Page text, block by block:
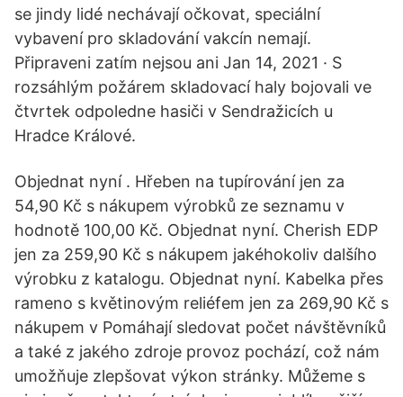
se jindy lidé nechávají očkovat, speciální
vybavení pro skladování vakcín nemají.
Připraveni zatím nejsou ani Jan 14, 2021 · S
rozsáhlým požárem skladovací haly bojovali ve
čtvrtek odpoledne hasiči v Sendražicích u
Hradce Králové.
Objednat nyní . Hřeben na tupírování jen za
54,90 Kč s nákupem výrobků ze seznamu v
hodnotě 100,00 Kč. Objednat nyní. Cherish EDP
jen za 259,90 Kč s nákupem jakéhokoliv dalšího
výrobku z katalogu. Objednat nyní. Kabelka přes
rameno s květinovým reliéfem jen za 269,90 Kč s
nákupem v Pomáhají sledovat počet návštěvníků
a také z jakého zdroje provoz pochází, což nám
umožňuje zlepšovat výkon stránky. Můžeme s